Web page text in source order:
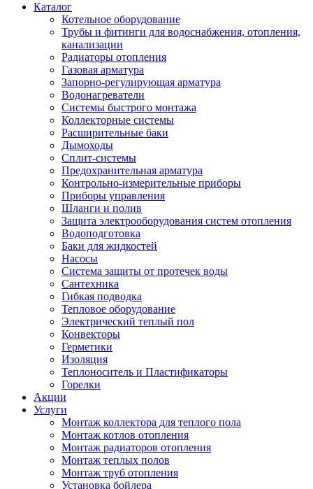
Каталог
Котельное оборудование
Трубы и фитинги для водоснабжения, отопления,
канализации
Радиаторы отопления
Газовая арматура
Запорно-регулирующая арматура
Водонагреватели
Системы быстрого монтажа
Коллекторные системы
Расширительные баки
Дымоходы
Сплит-системы
Предохранительная арматура
Контрольно-измерительные приборы
Приборы управления
Шланги и полив
Защита электрооборудования систем отопления
Водоподготовка
Баки для жидкостей
Насосы
Система защиты от протечек воды
Сантехника
Гибкая подводка
Тепловое оборудование
Электрический теплый пол
Конвекторы
Герметики
Изоляция
Теплоноситель и Пластификаторы
Горелки
Акции
Услуги
Монтаж коллектора для теплого пола
Монтаж котлов отопления
Монтаж радиаторов отопления
Монтаж теплых полов
Монтаж труб отопления
Установка бойлера